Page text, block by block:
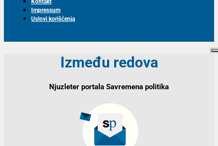
Impressum
Uslovi korišćenja
Između redova
Njuzleter portala Savremena politika